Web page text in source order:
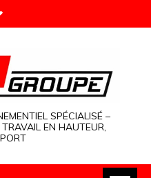
SPÉCIALISÉ –
EN HAUTEUR,